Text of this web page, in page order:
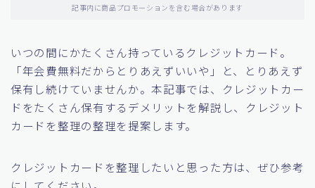
記事内に商品プロモーションを含む場合があります
いつの間にかたくさん持っているクレジットカード。
「年会費無料だからとりあえずいいや」と、とりあえず
保有し続けていませんか。本記事では、クレジットカー
ドをたくさん保有するデメリットを解説し、クレジット
カードを整理の整理を提案します。
クレジットカードを整理したいと思った方は、ぜひ参考